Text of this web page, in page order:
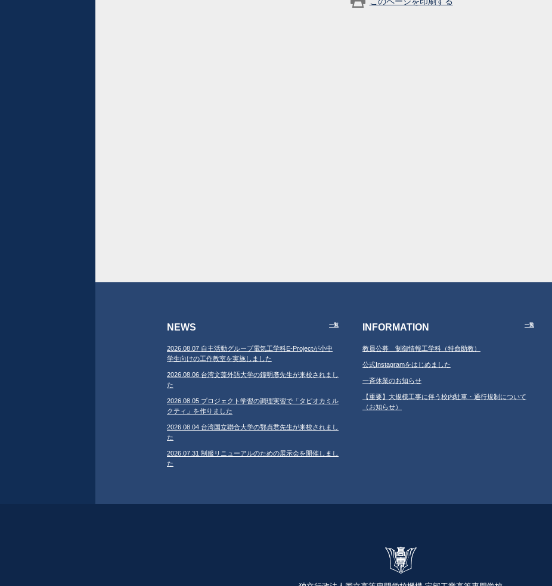
NEWS 一覧
2026.08.07 自主活動グループ電気工学科E-Projectが小中
学生向けの工作教室を実施しました
2026.08.06 台湾文藻外語大学の鐘明彥先生が来校されまし
た
2026.08.05 プロジェクト学習の調理実習で「タピオカミル
クティ」を作りました
2026.08.04 台湾国立聯合大学の鄂貞君先生が来校されまし
た
2026.07.31 制服リニューアルのための展示会を開催しまし
た
INFORMATION 一覧
教員公募 制御情報工学科（特命助教）
公式Instagramをはじめました
一斉休業のお知らせ
【重要】大規模工事に伴う校内駐車・通行規制について
（お知らせ）